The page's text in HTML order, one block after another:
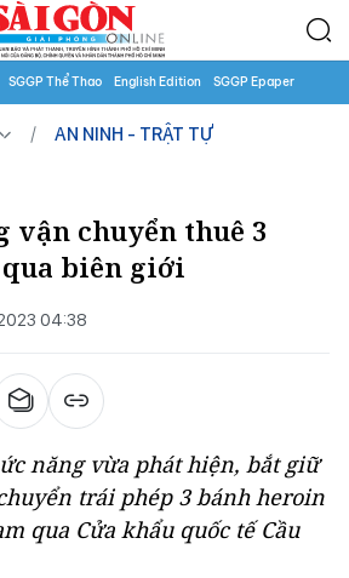
SGGP Thể Thao English Edition SGGP Epaper
AN NINH - TRẬT TỰ
vận chuyển thuê 3
biên giới
04:38
năng vừa phát hiện, bắt giữ
trái phép 3 bánh heroin
qua Cửa khẩu quốc tế Cầu